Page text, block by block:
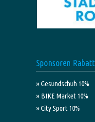
Sponsoren Rabatt
» Gesundschuh 10%
» BIKE Market 10%
» City Sport 10%